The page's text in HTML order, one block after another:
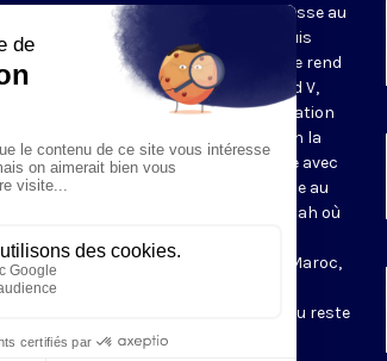
et commandeur des croyants. Il s'adresse au
peuple marocain et aux autorités depuis
l'esplanade de la mosquée Hassan. Il se rend
ensuite au mausolée du roi Mohammed V,
puis à l'institut Mohammed VI de formation
des imams, avant de prendre le chemin la
Caritas diocésaine pour une rencontre avec
les migrants. Enfin il célèbre une messe au
complexe sportif Prince Moulay Abdellah où
catholique réunie. Les catholiques du Maroc,
environ 20 000 personnes, sont
principalement des étrangers venus du reste
de l'Afrique, beaucoup sont des jeunes.